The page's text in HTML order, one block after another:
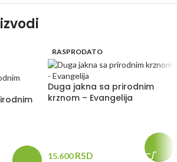
RASPRODATO
Duga jakna sa prirodnim
krznom – Evangelija
15.600RSD